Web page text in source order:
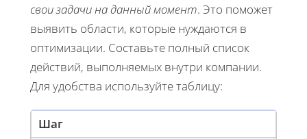
свои задачи на данный момент. Это поможет
выявить области, которые нуждаются в
оптимизации. Составьте полный список
действий, выполняемых внутри компании.
Для удобства используйте таблицу:
Шаг